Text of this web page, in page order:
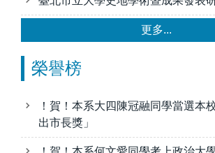
更多...
榮譽榜
！賀！本系大四陳冠融同學當選本
出市長獎」